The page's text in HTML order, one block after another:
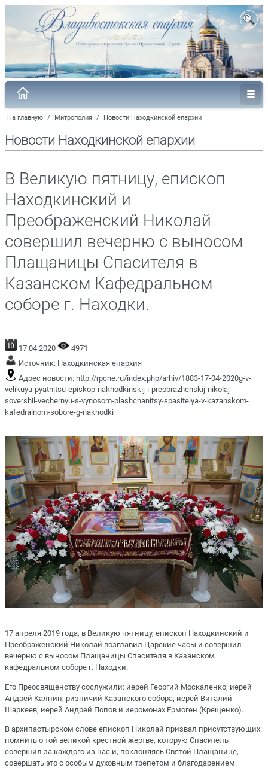
На главную / Митрополия / Новости Находкинской епархии
Новости Находкинской епархии
В Великую пятницу, епископ
Находкинский и
Преображенский Николай
совершил вечерню с выносом
Плащаницы Спасителя в
Казанском Кафедральном
соборе г. Находки.
17.04.2020
4971
Источник: Находкинская епархия
Адрес новости: http://rpcne.ru/index.php/arhiv/1883-17-04-2020g-v-
velikuyu-pyatnitsu-episkop-nakhodkinskij-i-preobrazhenskij-nikolaj-
sovershil-vechernyu-s-vynosom-plashchanitsy-spasitelya-v-kazanskom-
kafedralnom-sobore-g-nakhodki
17 апреля 2019 года, в Великую пятницу, епископ Находкинский и
Преображенский Николай возглавил Царские часы и совершил
вечерню с выносом Плащаницы Спасителя в Казанском
кафедральном соборе г. Находки.
Его Преосвященству сослужили: иерей Георгий Москаленко; иерей
Андрей Калнин, ризничий Казанского собора; иерей Виталий
Шаркеев; иерей Андрей Попов и иеромонах Ермоген (Крещенко).
В архипастырском слове епископ Николай призвал присутствующих:
помнить о той великой крестной жертве, которую Спаситель
совершил за каждого из нас и, поклоняясь Святой Плащанице,
совершать это с особым духовным трепетом и благодарением.